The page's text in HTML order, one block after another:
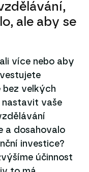
ale aby se
více nebo aby
bez velkých
nastavit vaše
a dosahovalo
investice?
účinnost